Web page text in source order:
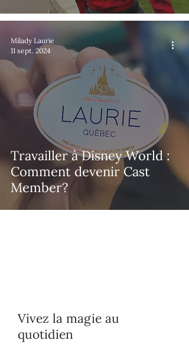
Travailler à Disney World :
Comment devenir Cast
Member?
Milady Laurie
11 sept. 2024
Vivez la magie au
quotidien